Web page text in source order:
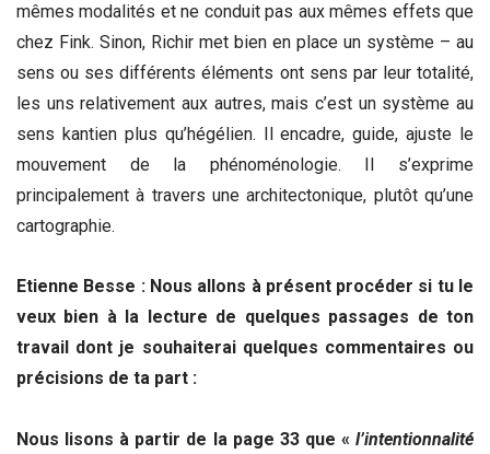
mêmes modalités et ne conduit pas aux mêmes effets que
chez Fink. Sinon, Richir met bien en place un système – au
sens ou ses différents éléments ont sens par leur totalité,
les uns relativement aux autres, mais c’est un système au
sens kantien plus qu’hégélien. Il encadre, guide, ajuste le
mouvement de la phénoménologie. Il s’exprime
principalement à travers une architectonique, plutôt qu’une
cartographie.
Etienne Besse : Nous allons à présent procéder si tu le
veux bien à la lecture de quelques passages de ton
travail dont je souhaiterai quelques commentaires ou
précisions de ta part :
Nous lisons à partir de la page 33 que « l’intentionnalité